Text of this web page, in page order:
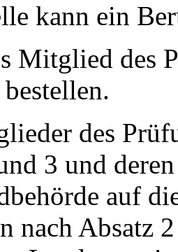
kann ein
Mitglied des
des
3 und
auf
nach Absatz